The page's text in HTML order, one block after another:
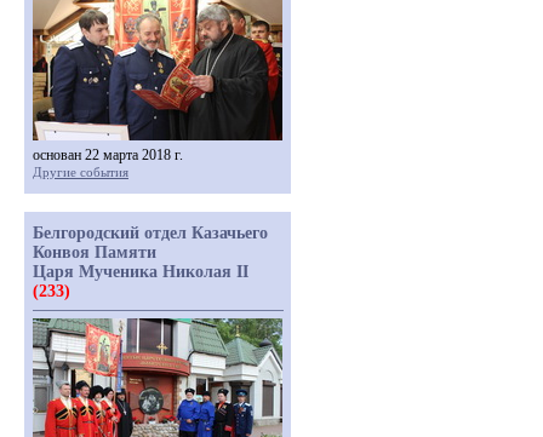
основан 22 марта 2018 г.
Другие события
Белгородский отдел Казачьего
Конвоя Памяти
Царя Мученика Николая II
(233)